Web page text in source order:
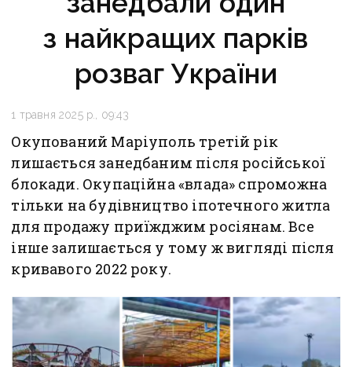
з найкращих парків
розваг України
1 травня 2025 р., 09:43
Окупований Маріуполь третій рік
лишається занедбаним після російської
блокади. Окупаційна «влада» спроможна
тільки на будівництво іпотечного житла
для продажу приїжджим росіянам. Все
інше залишається у тому ж вигляді після
кривавого 2022 року.